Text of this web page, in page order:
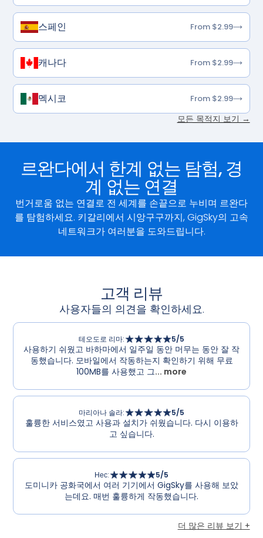
스페인 From $2.99
캐나다 From $2.99
멕시코 From $2.99
모든 목적지 보기 →
르완다에서 한계 없는 탐험, 경
계 없는 연결
번거로움 없는 연결로 전 세계를 손끝으로 누비며 르완다
를 탐험하세요. 키갈리에서 시앙구구까지, GigSky의 고속
네트워크가 여러분을 도와드립니다.
고객 리뷰
사용자들의 의견을 확인하세요.
테오도로 리마: 5/5
사용하기 쉬웠고 바하마에서 일주일 동안 머무는 동안 잘 작
동했습니다. 모바일에서 작동하는지 확인하기 위해 무료
100MB를 사용했고 그... more
마리아나 솔라: 5/5
훌륭한 서비스였고 사용과 설치가 쉬웠습니다. 다시 이용하
고 싶습니다.
Нес: 5/5
도미니카 공화국에서 여러 기기에서 GigSky를 사용해 보았
는데요. 매번 훌륭하게 작동했습니다.
더 많은 리뷰 보기 +